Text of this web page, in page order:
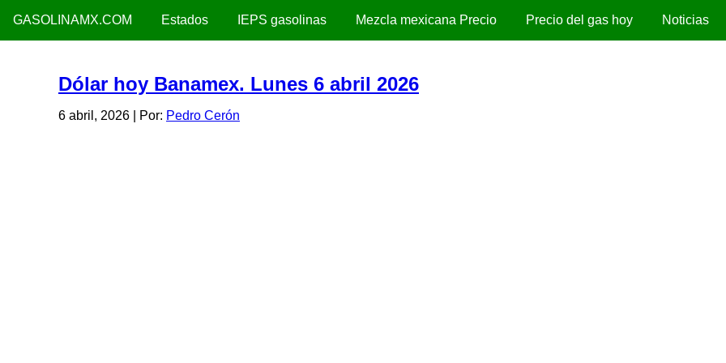
GASOLINAMX.COM Estados IEPS gasolinas Mezcla mexicana Precio Precio del gas hoy Noticias
Dólar hoy Banamex. Lunes 6 abril 2026
6 abril, 2026 | Por: Pedro Cerón